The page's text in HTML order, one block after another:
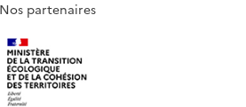
Nos partenaires